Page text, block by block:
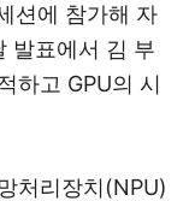
션에 참가해 자
발표에서 김 부
하고 GPU의 시
처리장치(NPU)